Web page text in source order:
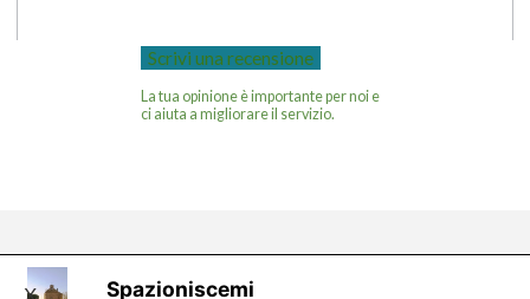
La tua opinione è importante per noi e
ci aiuta a migliorare il servizio.
Spazioniscemi